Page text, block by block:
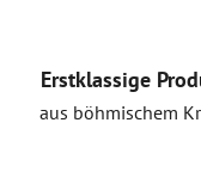
Erstklassige
aus böhmischem